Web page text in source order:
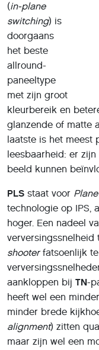
(in-plane
switching) is
doorgaans
het beste
allround-
paneeltype
met zijn groot
kleurbereik en
glanzende of matte
laatste is het meest
leesbaarheid: er
beeld kunnen
PLS staat voor
technologie op IPS,
hoger. Een nadeel
verversingssnelheid
shooterfatsoenlijk te
aankloppen bij TN-
heeft wel een
minder brede
alignment) zitten
maar zijn wel een